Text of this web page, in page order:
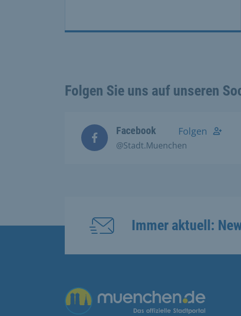
Folgen Sie uns auf unseren
Facebook
@Stadt.Muenchen
Folgen
Immer aktuell:
Übergreifende Links